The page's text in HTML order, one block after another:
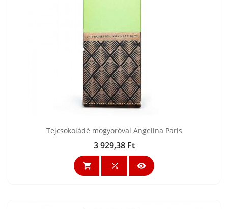
Tejcsokoládé mogyoróval Angelina Paris
Ár
3 929,38 Ft
  